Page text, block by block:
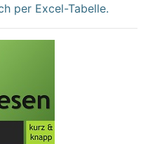
per Excel-Tabelle.